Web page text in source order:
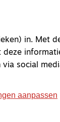
in. Met
social
aanpassen